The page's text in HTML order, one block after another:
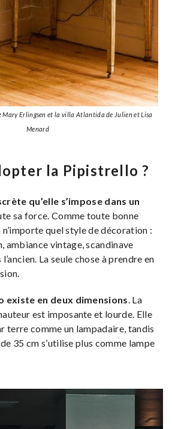
Mary Erlingsen et la villa Atlantida de Julien et Lisa
Menard
la Pipistrello ?
qu’elle s’impose dans un
sa force. Comme toute bonne
n’importe quel style de décoration :
ambiance vintage, scandinave
La seule chose à prendre en
existe en deux dimensions . La
est imposante et lourde. Elle
terre comme un lampadaire, tandis
35 cm s’utilise plus comme lampe